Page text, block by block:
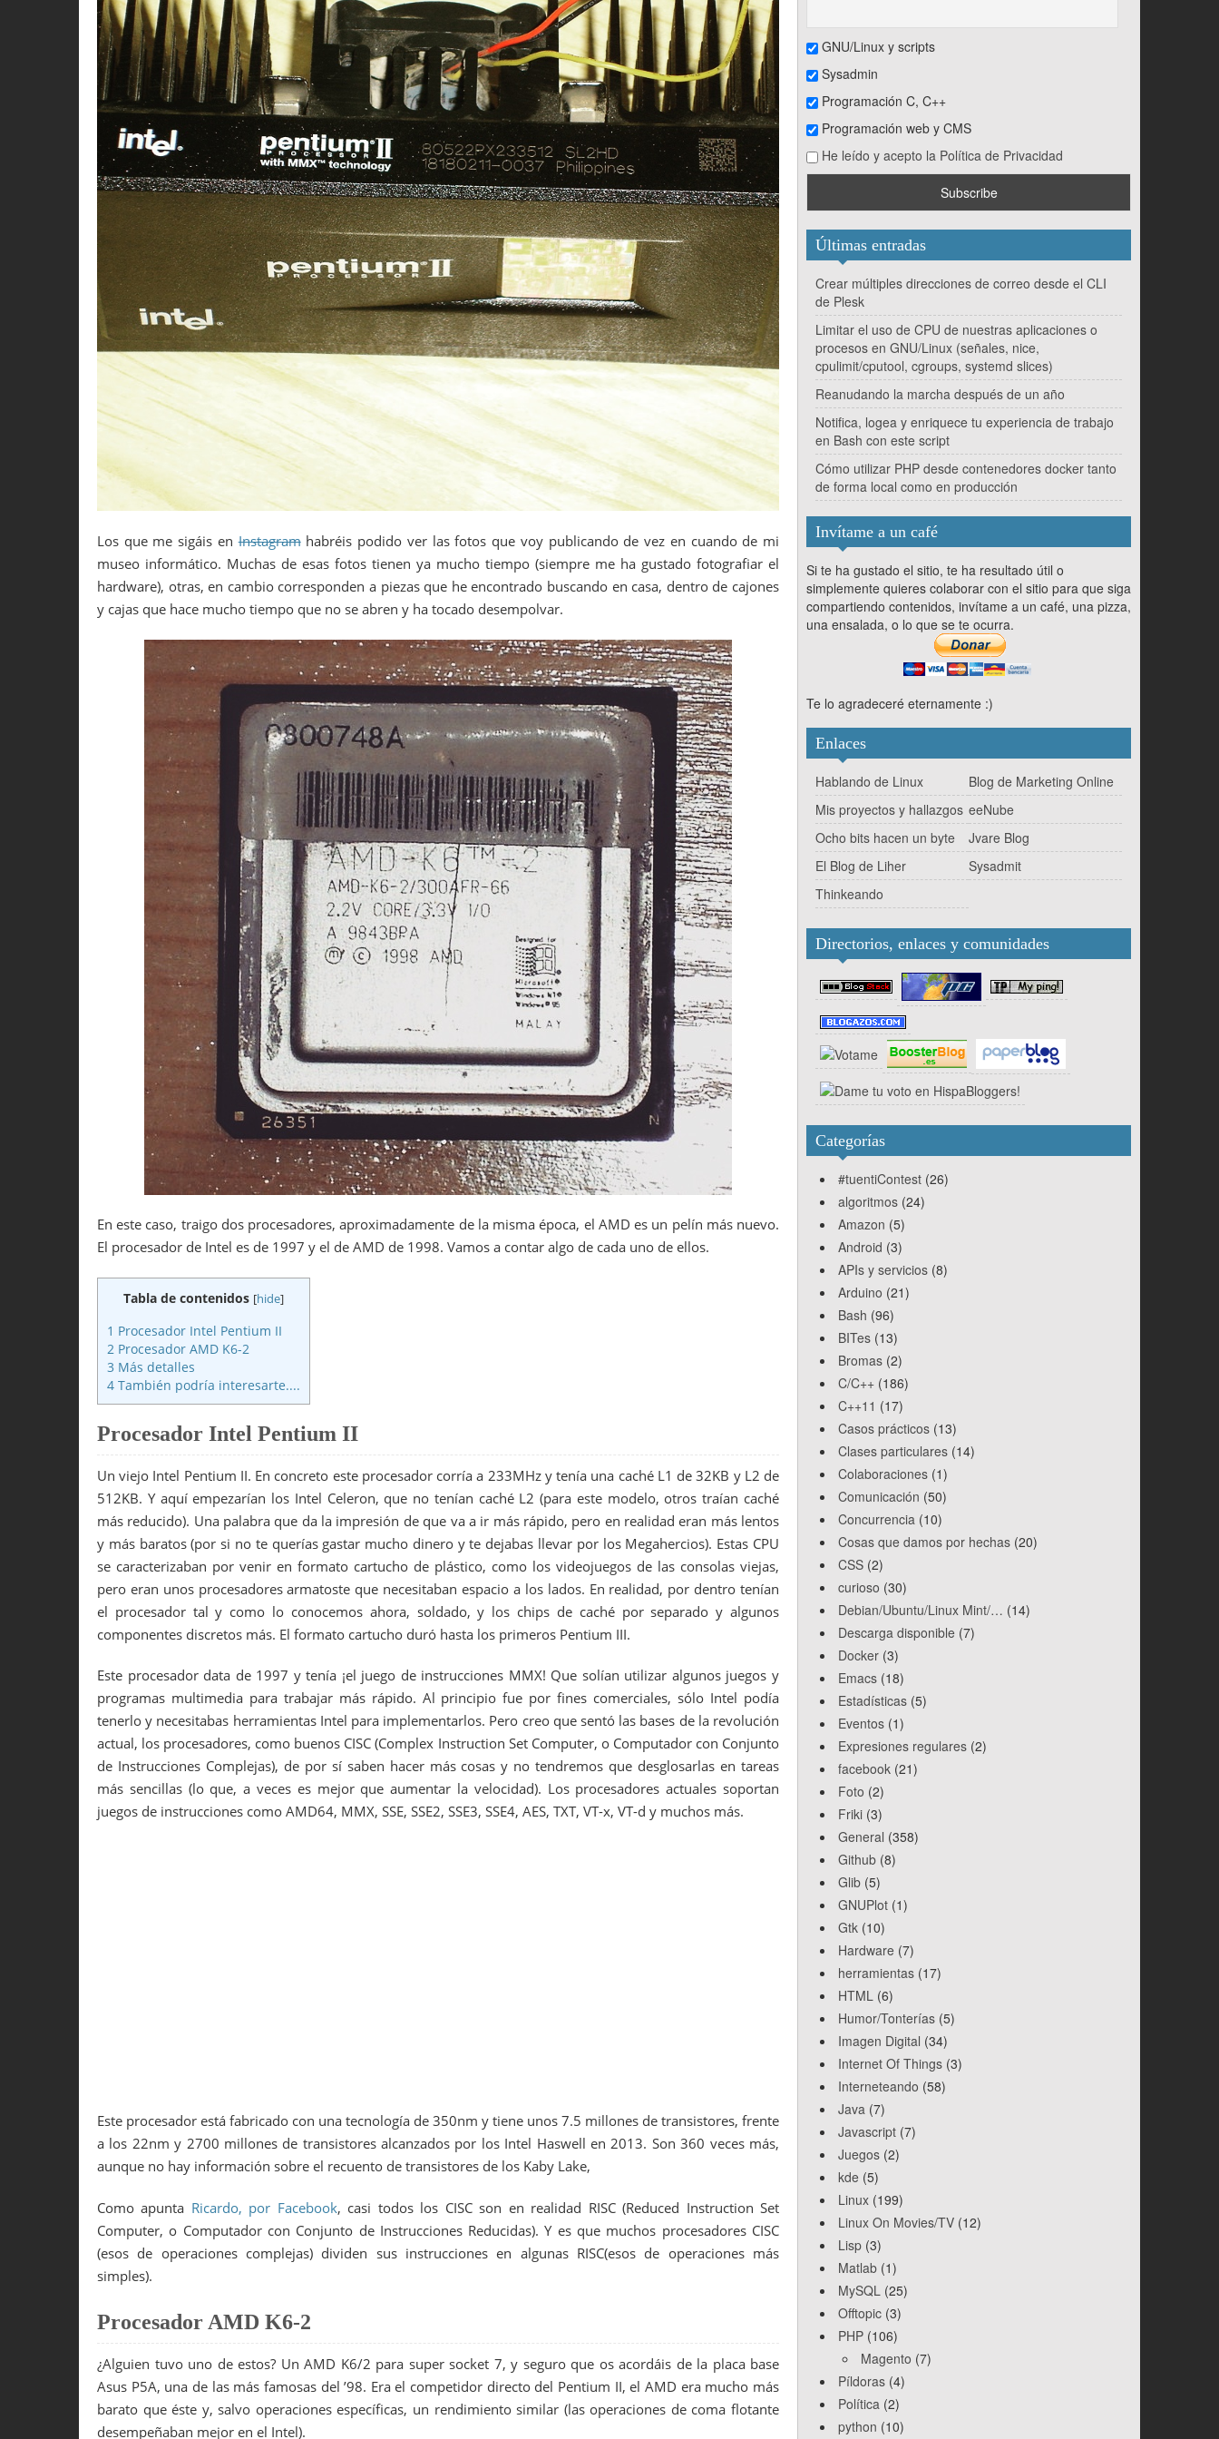
Los que me sigáis enInstagramhabréis podido ver las fotos que voy publicando de vez en cuando de mi
museo informático. Muchas de esas fotos tienen ya mucho tiempo (siempre me ha gustado fotografiar el
hardware), otras, en cambio corresponden a piezas que he encontrado buscando en casa, dentro de cajones
y cajas que hace mucho tiempo que no se abren y ha tocado desempolvar.
En este caso, traigo dos procesadores, aproximadamente de la misma época, el AMD es un pelín más nuevo.
El procesador de Intel es de 1997 y el de AMD de 1998. Vamos a contar algo de cada uno de ellos.
Tabla de contenidos [hide]
1 Procesador Intel Pentium II
2 Procesador AMD K6-2
3 Más detalles
4 También podría interesarte....
Procesador Intel Pentium II
Un viejo Intel Pentium II. En concreto este procesador corría a 233MHz y tenía una caché L1 de 32KB y L2 de
512KB. Y aquí empezarían los Intel Celeron, que no tenían caché L2 (para este modelo, otros traían caché
más reducido). Una palabra que da la impresión de que va a ir más rápido, pero en realidad eran más lentos
y más baratos (por si no te querías gastar mucho dinero y te dejabas llevar por los Megahercios). Estas CPU
se caracterizaban por venir en formato cartucho de plástico, como los videojuegos de las consolas viejas,
pero eran unos procesadores armatoste que necesitaban espacio a los lados. En realidad, por dentro tenían
el procesador tal y como lo conocemos ahora, soldado, y los chips de caché por separado y algunos
componentes discretos más. El formato cartucho duró hasta los primeros Pentium III.
Este procesador data de 1997 y tenía ¡el juego de instrucciones MMX! Que solían utilizar algunos juegos y
programas multimedia para trabajar más rápido. Al principio fue por fines comerciales, sólo Intel podía
tenerlo y necesitabas herramientas Intel para implementarlos. Pero creo que sentó las bases de la revolución
actual, los procesadores, como buenos CISC (Complex Instruction Set Computer, o Computador con Conjunto
de Instrucciones Complejas), de por sí saben hacer más cosas y no tendremos que desglosarlas en tareas
más sencillas (lo que, a veces es mejor que aumentar la velocidad). Los procesadores actuales soportan
juegos de instrucciones como AMD64, MMX, SSE, SSE2, SSE3, SSE4, AES, TXT, VT-x, VT-d y muchos más.
Este procesador está fabricado con una tecnología de 350nm y tiene unos 7.5 millones de transistores, frente
a los 22nm y 2700 millones de transistores alcanzados por los Intel Haswell en 2013. Son 360 veces más,
aunque no hay información sobre el recuento de transistores de los Kaby Lake,
Como apunta Ricardo, por Facebook, casi todos los CISC son en realidad RISC (Reduced Instruction Set
Computer, o Computador con Conjunto de Instrucciones Reducidas). Y es que muchos procesadores CISC
(esos de operaciones complejas) dividen sus instrucciones en algunas RISC(esos de operaciones más
simples).
Procesador AMD K6-2
¿Alguien tuvo uno de estos? Un AMD K6/2 para super socket 7, y seguro que os acordáis de la placa base
Asus P5A, una de las más famosas del ’98. Era el competidor directo del Pentium II, el AMD era mucho más
barato que éste y, salvo operaciones específicas, un rendimiento similar (las operaciones de coma flotante
desempeñaban mejor en el Intel).
GNU/Linux y scripts
Sysadmin
Programación C, C++
Programación web y CMS
He leído y acepto la Política de Privacidad
Últimas entradas
Crear múltiples direcciones de correo desde el CLI
de Plesk
Limitar el uso de CPU de nuestras aplicaciones o
procesos en GNU/Linux (señales, nice,
cpulimit/cputool, cgroups, systemd slices)
Reanudando la marcha después de un año
Notifica, logea y enriquece tu experiencia de trabajo
en Bash con este script
Cómo utilizar PHP desde contenedores docker tanto
de forma local como en producción
Invítame a un café
Si te ha gustado el sitio, te ha resultado útil o
simplemente quieres colaborar con el sitio para que siga
compartiendo contenidos, invítame a un café, una pizza,
una ensalada, o lo que se te ocurra.
Te lo agradeceré eternamente :)
Enlaces
Hablando de Linux
Blog de Marketing Online
Mis proyectos y hallazgos eeNube
Ocho bits hacen un byte
Jvare Blog
El Blog de Liher
Sysadmit
Thinkeando
Directorios, enlaces y comunidades
Categorías
#tuentiContest (26)
algoritmos (24)
Amazon (5)
Android (3)
APIs y servicios (8)
Arduino (21)
Bash (96)
BITes (13)
Bromas (2)
C/C++ (186)
C++11 (17)
Casos prácticos (13)
Clases particulares (14)
Colaboraciones (1)
Comunicación (50)
Concurrencia (10)
Cosas que damos por hechas (20)
CSS (2)
curioso (30)
Debian/Ubuntu/Linux Mint/… (14)
Descarga disponible (7)
Docker (3)
Emacs (18)
Estadísticas (5)
Eventos (1)
Expresiones regulares (2)
facebook (21)
Foto (2)
Friki (3)
General (358)
Github (8)
Glib (5)
GNUPlot (1)
Gtk (10)
Hardware (7)
herramientas (17)
HTML (6)
Humor/Tonterías (5)
Imagen Digital (34)
Internet Of Things (3)
Interneteando (58)
Java (7)
Javascript (7)
Juegos (2)
kde (5)
Linux (199)
Linux On Movies/TV (12)
Lisp (3)
Matlab (1)
MySQL (25)
Offtopic (3)
PHP (106)
Magento (7)
Píldoras (4)
Política (2)
python (10)